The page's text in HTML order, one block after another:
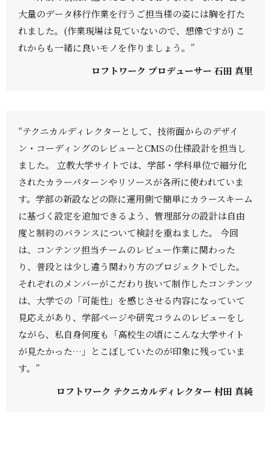
大量のデータ移行作業を行うご担当様の姿には胸を打た
れました。(作業現場は見ていないので、想像ですが) こ
れからも一緒に良いモノを作りましょう。”
ロフトワーク プロデューサー 石田 真里
“テクニカルディレクターとして、技術面からのデザイ
ン・コーディングのレビューとCMSの仕様設計を担当し
ました。 立教大学サイトでは、学部・学科単位で細分化
されたカラーパターンやリソースが各所に使われていま
す。学部の新設などの際に運用側で簡単にカラースキーム
に基づく設定を追加できるよう、管理部分の設計は自由
度と制約のバランスについて検討を重ねました。 今回
は、コンテンツ担当チームのレビュー作業に関わった
り、普段とは少し違う関わり方のプロジェクトでした。
それぞれのメンバーがこだわり抜いて制作したコンテンツ
は、大学での「可能性」を感じさせる内容になっていて
見応えがあり、学部ページや研究コラムのレビューをし
ながら、私自身何度も「高校生の頃にこんな大学サイト
が見たかった…」とこぼしていたのが印象に残っていま
す。”
ロフトワーク テクニカルディレクター 村田 真純